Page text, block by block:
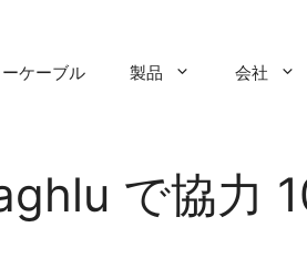
ケーブル 製品 会社
で協力